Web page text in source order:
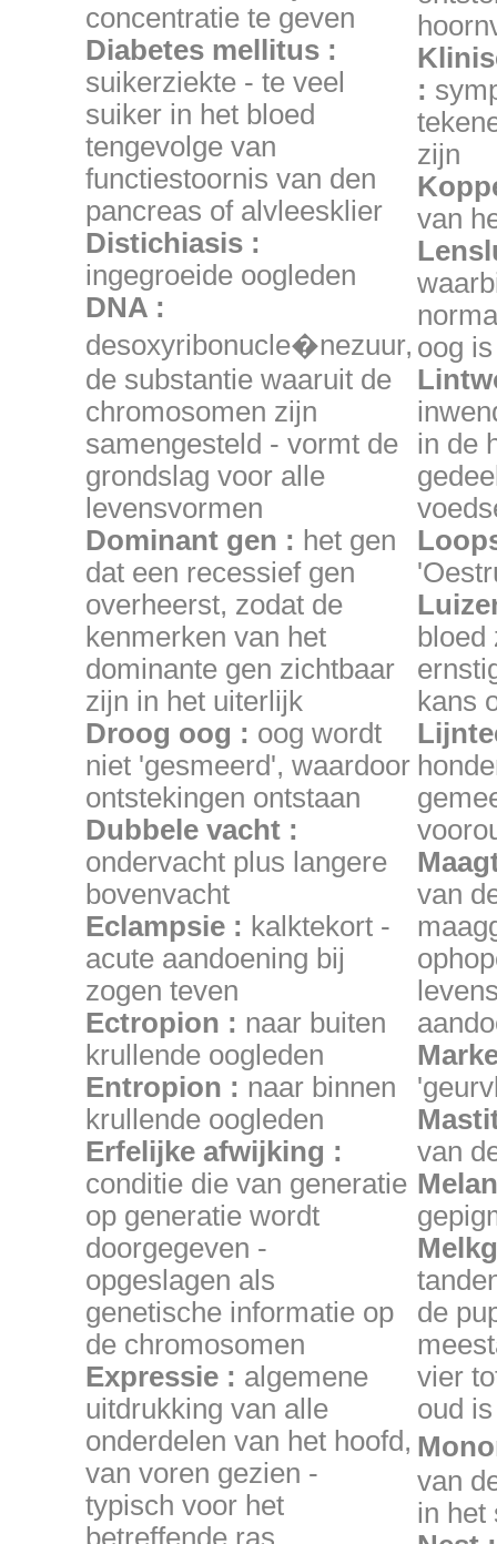
concentratie te geven
Diabetes mellitus :
suikerziekte - te veel
suiker in het bloed
tengevolge van
functiestoornis van den
pancreas of alvleesklier
Distichiasis :
ingegroeide oogleden
DNA :
desoxyribonucle�nezuur,
de substantie waaruit de
chromosomen zijn
samengesteld - vormt de
grondslag voor alle
levensvormen
Dominant gen : het gen
dat een recessief gen
overheerst, zodat de
kenmerken van het
dominante gen zichtbaar
zijn in het uiterlijk
Droog oog : oog wordt
niet 'gesmeerd', waardoor
ontstekingen ontstaan
Dubbele vacht :
ondervacht plus langere
bovenvacht
Eclampsie : kalktekort -
acute aandoening bij
zogen teven
Ectropion : naar buiten
krullende oogleden
Entropion : naar binnen
krullende oogleden
Erfelijke afwijking :
conditie die van generatie
op generatie wordt
doorgegeven -
opgeslagen als
genetische informatie op
de chromosomen
Expressie : algemene
uitdrukking van alle
onderdelen van het hoofd,
van voren gezien -
typisch voor het
betreffende ras
:
zijn
van
oog
in de
bloed
kans
van
van
de
vier
oud is
van
in het